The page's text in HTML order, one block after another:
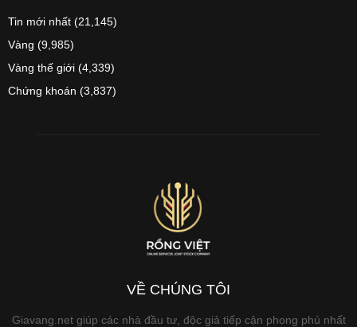
Tin mới nhất (21,145)
Vàng (9,985)
Vàng thế giới (4,339)
Chứng khoán (3,837)
VỀ CHÚNG TÔI
Giavang.net giúp các nhà đầu tư, độc giả tiếp cận phong phú nhất